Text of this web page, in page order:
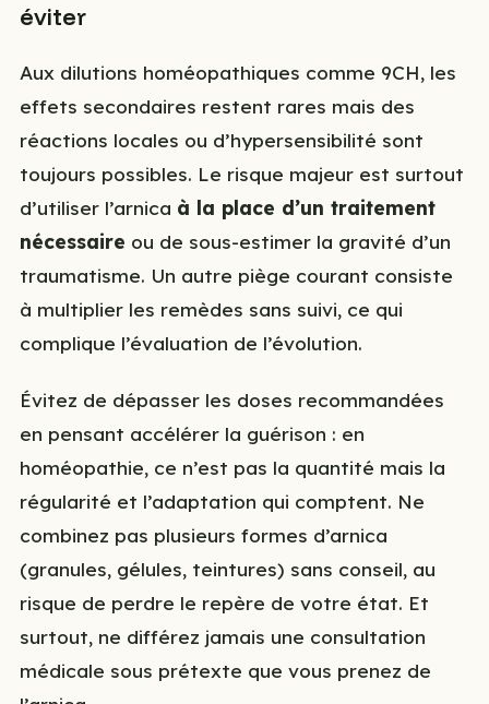
éviter
Aux dilutions homéopathiques comme 9CH, les
effets secondaires restent rares mais des
réactions locales ou d’hypersensibilité sont
toujours possibles. Le risque majeur est surtout
d’utiliser l’arnica à la place d’un traitement
nécessaire ou de sous-estimer la gravité d’un
traumatisme. Un autre piège courant consiste
à multiplier les remèdes sans suivi, ce qui
complique l’évaluation de l’évolution.
Évitez de dépasser les doses recommandées
en pensant accélérer la guérison : en
homéopathie, ce n’est pas la quantité mais la
régularité et l’adaptation qui comptent. Ne
combinez pas plusieurs formes d’arnica
(granules, gélules, teintures) sans conseil, au
risque de perdre le repère de votre état. Et
surtout, ne différez jamais une consultation
médicale sous prétexte que vous prenez de